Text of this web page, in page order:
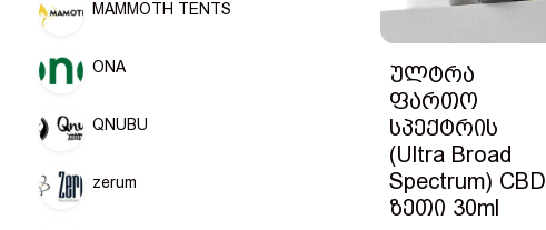
MAMMOTH TENTS
ONA
QNUBU
zerum
ულტრა
ფართო
სპექტრის
(Ultra Broad
Spectrum) CBD
ზეთი 30ml